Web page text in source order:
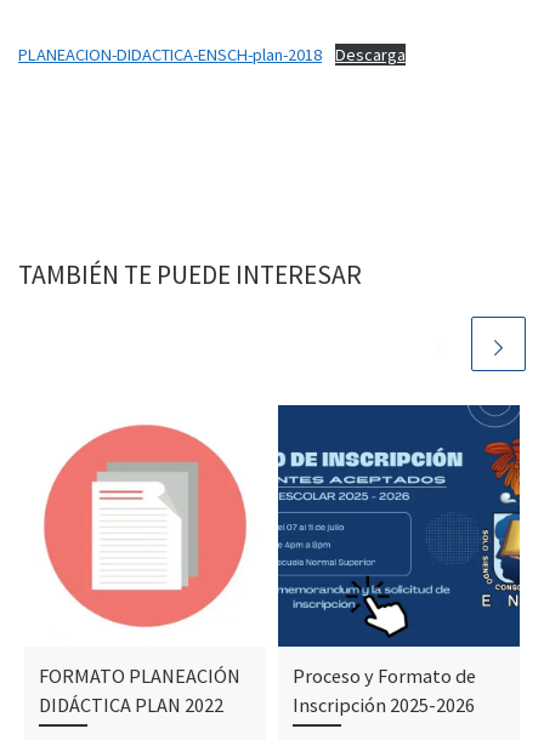
PLANEACION-DIDACTICA-ENSCH-plan-2018 Descarga
TAMBIÉN TE PUEDE INTERESAR
FORMATO PLANEACIÓN
DIDÁCTICA PLAN 2022
Proceso y Formato de
Inscripción 2025-2026